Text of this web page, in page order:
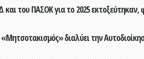
του ΠΑΣΟΚ για το 2025 εκτοξεύτηκαν,
διαλύει την